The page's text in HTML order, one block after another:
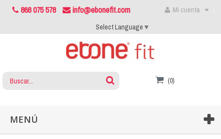
868 075 578 info@ebonefit.com
Mi cuenta
Select Language ▼
(0)
MENÚ